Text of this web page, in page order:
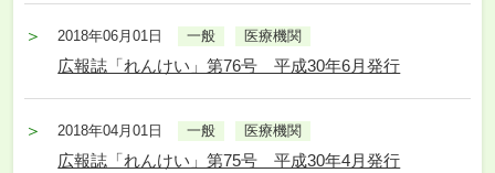
2018年06月01日 一般 医療機関
広報誌「れんけい」第76号 平成30年6月発行
2018年04月01日 一般 医療機関
広報誌「れんけい」第75号 平成30年4月発行